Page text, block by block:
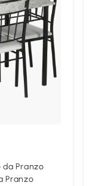
da Pranzo
Pranzo